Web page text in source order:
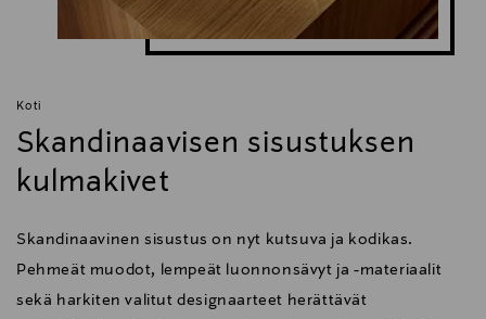
Koti
Skandinaavisen sisustuksen
kulmakivet
Skandinaavinen sisustus on nyt kutsuva ja kodikas.
Pehmeät muodot, lempeät luonnonsävyt ja -materiaalit
sekä harkiten valitut designaarteet herättävät